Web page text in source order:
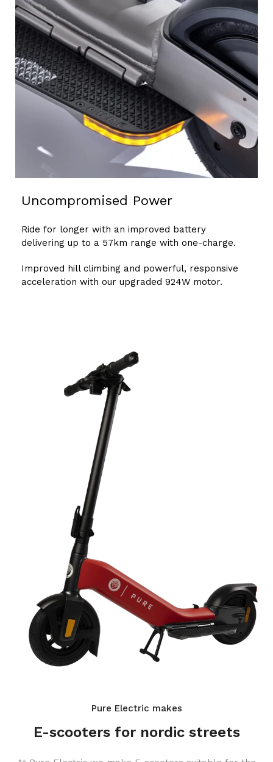
Uncompromised Power
Ride for longer with an improved battery
delivering up to a 57km range with one-charge.
Improved hill climbing and powerful, responsive
acceleration with our upgraded 924W motor.
Pure Electric makes
E-scooters for nordic streets